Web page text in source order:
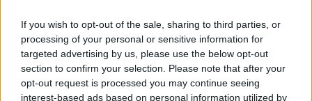
If you wish to opt-out of the sale, sharing to third parties, or
processing of your personal or sensitive information for
targeted advertising by us, please use the below opt-out
section to confirm your selection. Please note that after your
opt-out request is processed you may continue seeing
interest-based ads based on personal information utilized by